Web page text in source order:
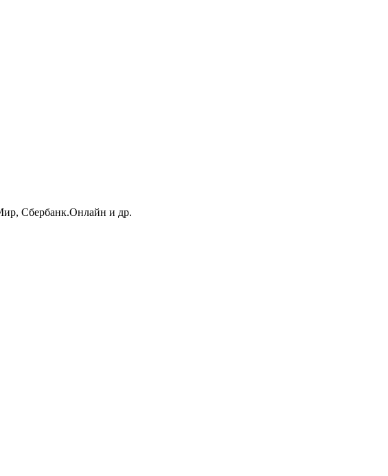
Сбербанк.Онлайн и др.